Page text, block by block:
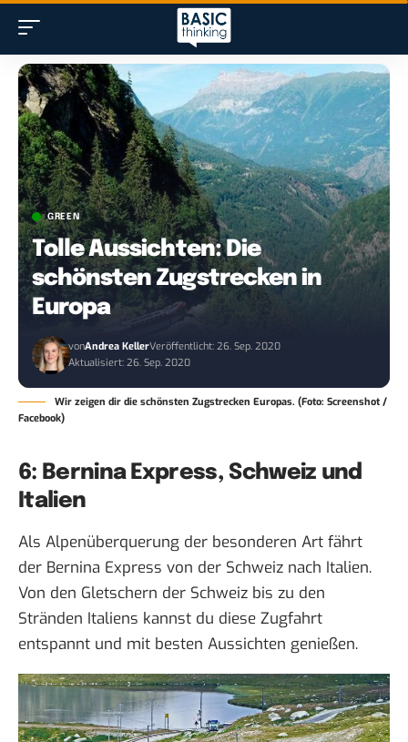
GREEN
Tolle Aussichten: Die
schönsten Zugstrecken in
Europa
vonAndrea KellerVeröffentlicht: 26. Sep. 2020
Aktualisiert: 26. Sep. 2020
Wir zeigen dir die schönsten Zugstrecken Europas. (Foto: Screenshot /
Facebook)
6: Bernina Express, Schweiz und
Italien
Als Alpenüberquerung der besonderen Art fährt
der Bernina Express von der Schweiz nach Italien.
Von den Gletschern der Schweiz bis zu den
Stränden Italiens kannst du diese Zugfahrt
entspannt und mit besten Aussichten genießen.